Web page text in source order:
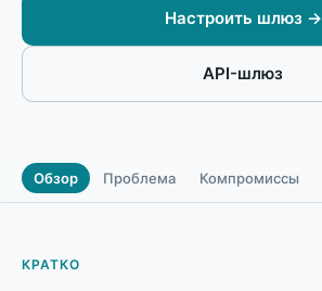
Настроить шлюз→
API-шлюз
Обзор Проблема Компромиссы
КРАТКО